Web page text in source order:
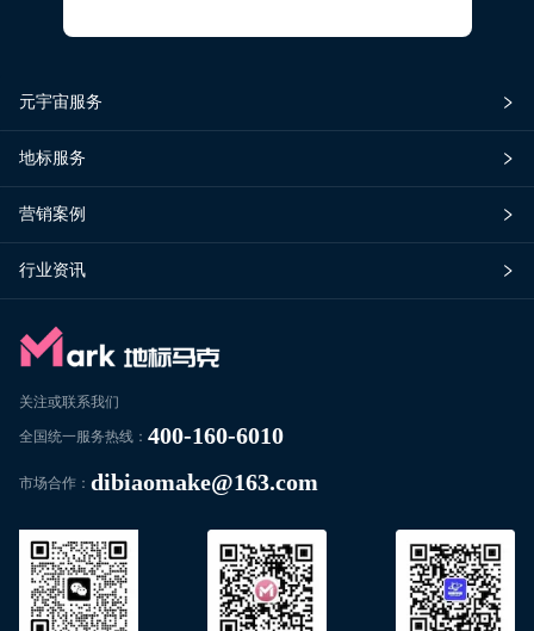
元宇宙服务
地标服务
营销案例
行业资讯
关注或联系我们
全国统一服务热线： 400-160-6010
市场合作： dibiaomake@163.com